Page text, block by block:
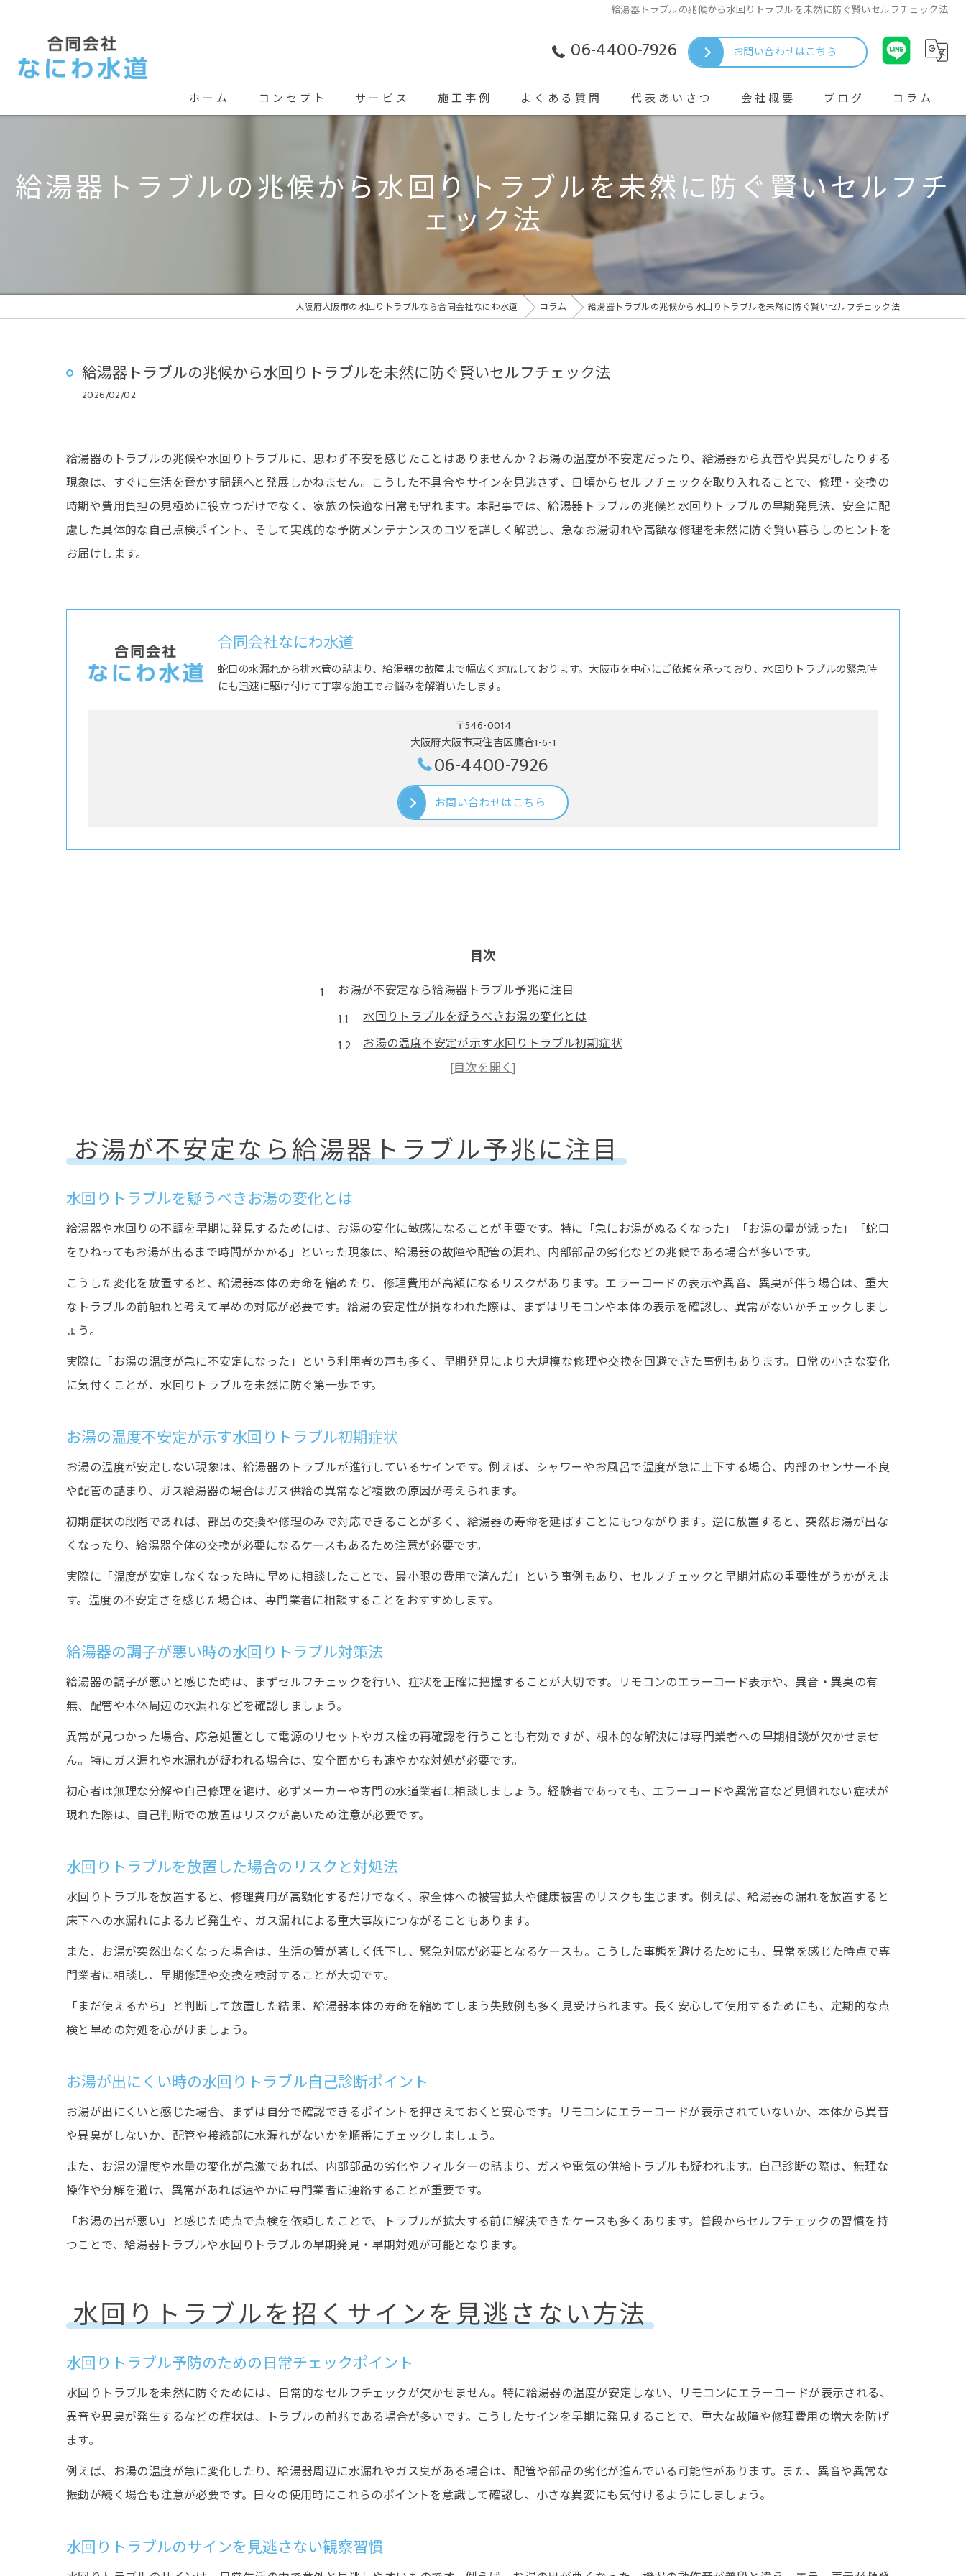
給湯器トラブルの兆候から水回りトラブルを未然に防ぐ賢いセルフチェック法
06-4400-7926 お問い合わせはこちら
ホーム コンセプト サービス
キッチン
お風呂
洗面所
蛇口
ポンプ
施工事例 よくある質問 代表あいさつ 会社概要 ブログ コラム
給湯器トラブルの兆候から水回りトラブルを未然に防ぐ賢いセルフチ
ェック法
大阪府大阪市の水回りトラブルなら合同会社なにわ水道 コラム 給湯器トラブルの兆候から水回りトラブルを未然に防ぐ賢いセルフチェック法
給湯器トラブルの兆候から水回りトラブルを未然に防ぐ賢いセルフチェック法
2026/02/02
給湯器のトラブルの兆候や水回りトラブルに、思わず不安を感じたことはありませんか？お湯の温度が不安定だったり、給湯器から異音や異臭がしたりする
現象は、すぐに生活を脅かす問題へと発展しかねません。こうした不具合やサインを見逃さず、日頃からセルフチェックを取り入れることで、修理・交換の
時期や費用負担の見極めに役立つだけでなく、家族の快適な日常も守れます。本記事では、給湯器トラブルの兆候と水回りトラブルの早期発見法、安全に配
慮した具体的な自己点検ポイント、そして実践的な予防メンテナンスのコツを詳しく解説し、急なお湯切れや高額な修理を未然に防ぐ賢い暮らしのヒントを
お届けします。
合同会社なにわ水道
蛇口の水漏れから排水管の詰まり、給湯器の故障まで幅広く対応しております。大阪市を中心にご依頼を承っており、水回りトラブルの緊急時
にも迅速に駆け付けて丁寧な施工でお悩みを解消いたします。
〒546-0014
大阪府大阪市東住吉区鷹合1-6-1
06-4400-7926
お問い合わせはこちら
目次
お湯が不安定なら給湯器トラブル予兆に注目
水回りトラブルを疑うべきお湯の変化とは
お湯の温度不安定が示す水回りトラブル初期症状
給湯器の調子が悪い時の水回りトラブル対策法
水回りトラブルを放置した場合のリスクと対処法
水回りトラブルを招くサインを見逃さない方法
小さな異変が大きな水回りトラブルを招く理由
水回りトラブルの兆候に気づくための注意点
水回りトラブル防止に役立つセルフチェック術
給湯器の異音や異臭が示す故障の第一歩
異臭発生時に注意したい水回りトラブルの兆候
給湯器異音が水回りトラブルに発展する理由
異音異臭時の水回りトラブル安全対応ポイント
エラーコード発生時の適切なセルフチェック法
水回りトラブル発生時のエラーコード確認手順
エラーコードから読み解く水回りトラブルの原因
水回りトラブル時に行うべきセルフチェックポイント
エラー発生時の水回りトラブル自己診断のコツ
水回りトラブル防止に役立つエラーコード対策
水回りトラブルが示す給湯器交換のサイン一覧
給湯器交換を考えるべき水回りトラブルの兆候
給湯器交換判断を左右する水回りトラブル症状
水回りトラブルを参考にした交換時期の見極め方
家庭内の水回り異常がもたらすリスク解説
水回りトラブルが家庭にもたらす主なリスクとは
水回りトラブルから起こる二次被害の具体例
水回りトラブル放置による経済的リスクを知る
家庭の安全守るための水回りトラブル事前対策
お湯が不安定なら給湯器トラブル予兆に注目
水回りトラブルを疑うべきお湯の変化とは
給湯器や水回りの不調を早期に発見するためには、お湯の変化に敏感になることが重要です。特に「急にお湯がぬるくなった」「お湯の量が減った」「蛇口
をひねってもお湯が出るまで時間がかかる」といった現象は、給湯器の故障や配管の漏れ、内部部品の劣化などの兆候である場合が多いです。
こうした変化を放置すると、給湯器本体の寿命を縮めたり、修理費用が高額になるリスクがあります。エラーコードの表示や異音、異臭が伴う場合は、重大
なトラブルの前触れと考えて早めの対応が必要です。給湯の安定性が損なわれた際は、まずはリモコンや本体の表示を確認し、異常がないかチェックしまし
ょう。
実際に「お湯の温度が急に不安定になった」という利用者の声も多く、早期発見により大規模な修理や交換を回避できた事例もあります。日常の小さな変化
に気付くことが、水回りトラブルを未然に防ぐ第一歩です。
お湯の温度不安定が示す水回りトラブル初期症状
お湯の温度が安定しない現象は、給湯器のトラブルが進行しているサインです。例えば、シャワーやお風呂で温度が急に上下する場合、内部のセンサー不良
や配管の詰まり、ガス給湯器の場合はガス供給の異常など複数の原因が考えられます。
初期症状の段階であれば、部品の交換や修理のみで対応できることが多く、給湯器の寿命を延ばすことにもつながります。逆に放置すると、突然お湯が出な
くなったり、給湯器全体の交換が必要になるケースもあるため注意が必要です。
実際に「温度が安定しなくなった時に早めに相談したことで、最小限の費用で済んだ」という事例もあり、セルフチェックと早期対応の重要性がうかがえま
す。温度の不安定さを感じた場合は、専門業者に相談することをおすすめします。
給湯器の調子が悪い時の水回りトラブル対策法
給湯器の調子が悪いと感じた時は、まずセルフチェックを行い、症状を正確に把握することが大切です。リモコンのエラーコード表示や、異音・異臭の有
無、配管や本体周辺の水漏れなどを確認しましょう。
異常が見つかった場合、応急処置として電源のリセットやガス栓の再確認を行うことも有効ですが、根本的な解決には専門業者への早期相談が欠かせませ
ん。特にガス漏れや水漏れが疑われる場合は、安全面からも速やかな対処が必要です。
初心者は無理な分解や自己修理を避け、必ずメーカーや専門の水道業者に相談しましょう。経験者であっても、エラーコードや異常音など見慣れない症状が
現れた際は、自己判断での放置はリスクが高いため注意が必要です。
水回りトラブルを放置した場合のリスクと対処法
水回りトラブルを放置すると、修理費用が高額化するだけでなく、家全体への被害拡大や健康被害のリスクも生じます。例えば、給湯器の漏れを放置すると
床下への水漏れによるカビ発生や、ガス漏れによる重大事故につながることもあります。
また、お湯が突然出なくなった場合は、生活の質が著しく低下し、緊急対応が必要となるケースも。こうした事態を避けるためにも、異常を感じた時点で専
門業者に相談し、早期修理や交換を検討することが大切です。
「まだ使えるから」と判断して放置した結果、給湯器本体の寿命を縮めてしまう失敗例も多く見受けられます。長く安心して使用するためにも、定期的な点
検と早めの対処を心がけましょう。
お湯が出にくい時の水回りトラブル自己診断ポイント
お湯が出にくいと感じた場合、まずは自分で確認できるポイントを押さえておくと安心です。リモコンにエラーコードが表示されていないか、本体から異音
や異臭がしないか、配管や接続部に水漏れがないかを順番にチェックしましょう。
また、お湯の温度や水量の変化が急激であれば、内部部品の劣化やフィルターの詰まり、ガスや電気の供給トラブルも疑われます。自己診断の際は、無理な
操作や分解を避け、異常があれば速やかに専門業者に連絡することが重要です。
「お湯の出が悪い」と感じた時点で点検を依頼したことで、トラブルが拡大する前に解決できたケースも多くあります。普段からセルフチェックの習慣を持
つことで、給湯器トラブルや水回りトラブルの早期発見・早期対処が可能となります。
水回りトラブルを招くサインを見逃さない方法
水回りトラブル予防のための日常チェックポイント
水回りトラブルを未然に防ぐためには、日常的なセルフチェックが欠かせません。特に給湯器の温度が安定しない、リモコンにエラーコードが表示される、
異音や異臭が発生するなどの症状は、トラブルの前兆である場合が多いです。こうしたサインを早期に発見することで、重大な故障や修理費用の増大を防げ
ます。
例えば、お湯の温度が急に変化したり、給湯器周辺に水漏れやガス臭がある場合は、配管や部品の劣化が進んでいる可能性があります。また、異音や異常な
振動が続く場合も注意が必要です。日々の使用時にこれらのポイントを意識して確認し、小さな異変にも気付けるようにしましょう。
水回りトラブルのサインを見逃さない観察習慣